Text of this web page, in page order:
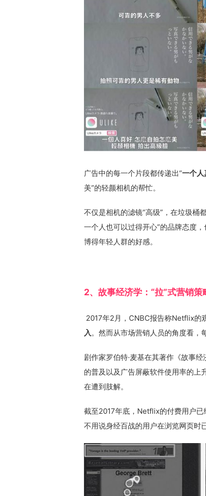
广告中的每一个片段都传递出“一个人
美”的轻颜相机的帮忙。
不仅是相机的滤镜“高级”，在垃圾桶
一个人也可以过得开心”的品牌态度
博得年轻人群的好感。
2、故事经济学：“拉”式营销策
2017年2月，CNBC报告称Netflix的
入 。然而从市场营销人员的角度看，
剧作家罗伯特·麦基在其著作《故事
的普及以及广告屏蔽软件使用率的上
在遭到肢解。
截至2017年底，Netflix的付费用户已
不用说身经百战的用户在浏览网页时